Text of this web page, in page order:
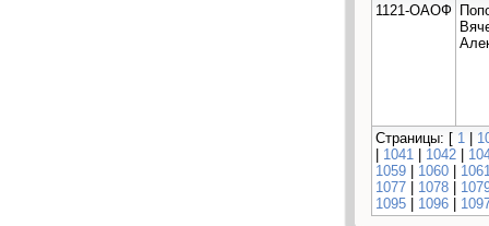
1121-ОАОФ
Страницы: [ 1 |
| 1041 | 1042 |
1059 | 1060 |
1077 | 1078 |
1095 | 1096 |